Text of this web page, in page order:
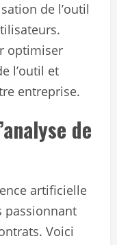
de l’outil
optimiser
l’outil et
entreprise.
de
artificielle
passionnant
Voici